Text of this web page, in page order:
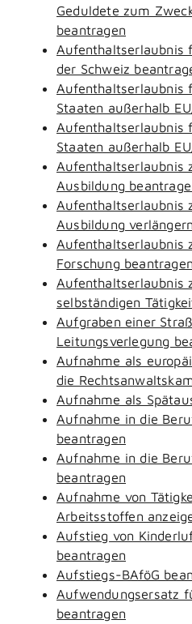
Geduldete zum
beantragen
Aufenthaltserlaubnis
der Schweiz
Aufenthaltserlaubnis
Staaten außerhalb
Aufenthaltserlaubnis
Staaten außerhalb
Aufenthaltserlaubnis
Ausbildung
Aufenthaltserlaubnis
Ausbildung verlängern
Aufenthaltserlaubnis
Forschung beantragen
Aufenthaltserlaubnis
selbständigen
Aufgraben einer
Leitungsverlegung
Aufnahme als
die
Aufnahme als
Aufnahme in die
beantragen
Aufnahme in die
beantragen
Aufnahme von
Arbeitsstoffen
Aufstieg von
beantragen
Aufstiegs-BAföG
Aufwendungsersatz
beantragen